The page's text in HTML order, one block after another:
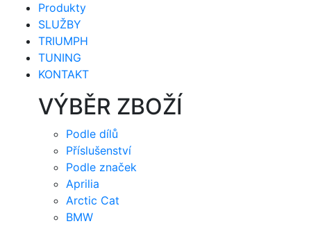
Produkty
SLUŽBY
TRIUMPH
TUNING
KONTAKT
VÝBĚR ZBOŽÍ
Podle dílů
Příslušenství
Podle značek
Aprilia
Arctic Cat
BMW